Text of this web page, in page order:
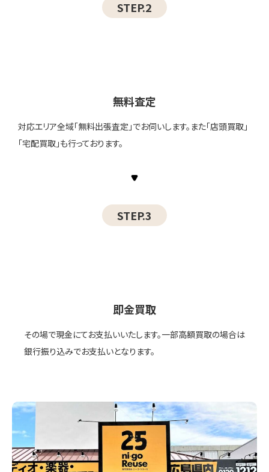
STEP.2
無料査定
対応エリア全域「無料出張査定」でお伺いします。また「店頭買取」
「宅配買取」も行っております。
STEP.3
即金買取
その場で現金にてお支払いいたします。一部高額買取の場合は
銀行振り込みでお支払いとなります。